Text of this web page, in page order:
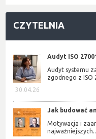
CZYTELNIA
30.04.26
Audyt ISO
Audyt systemu
zgodnego z ISO
Jak budować
Motywacja i